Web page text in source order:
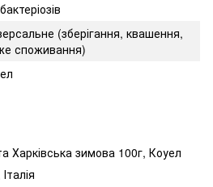
(зберігання, квашення,
споживання)
Харківська зимова 100г, Коуел